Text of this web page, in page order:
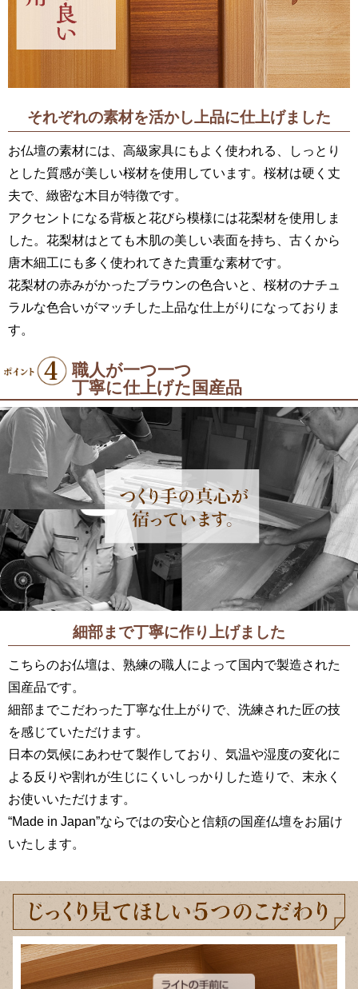
それぞれの素材を活かし上品に仕上げました
お仏壇の素材には、高級家具にもよく使われる、しっとり
とした質感が美しい桜材を使用しています。桜材は硬く丈
夫で、緻密な木目が特徴です。
アクセントになる背板と花びら模様には花梨材を使用しま
した。花梨材はとても木肌の美しい表面を持ち、古くから
唐木細工にも多く使われてきた貴重な素材です。
花梨材の赤みがかったブラウンの色合いと、桜材のナチュ
ラルな色合いがマッチした上品な仕上がりになっておりま
す。
職人が一つ一つ
丁寧に仕上げた国産品
細部まで丁寧に作り上げました
こちらのお仏壇は、熟練の職人によって国内で製造された
国産品です。
細部までこだわった丁寧な仕上がりで、洗練された匠の技
を感じていただけます。
日本の気候にあわせて製作しており、気温や湿度の変化に
よる反りや割れが生じにくいしっかりした造りで、末永く
お使いいただけます。
“Made in Japan”ならではの安心と信頼の国産仏壇をお届け
いたします。